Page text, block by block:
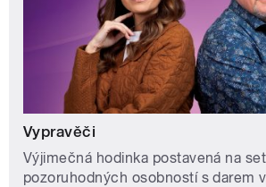
Vypravěči
Výjimečná hodinka postavená na
pozoruhodných osobností s darem